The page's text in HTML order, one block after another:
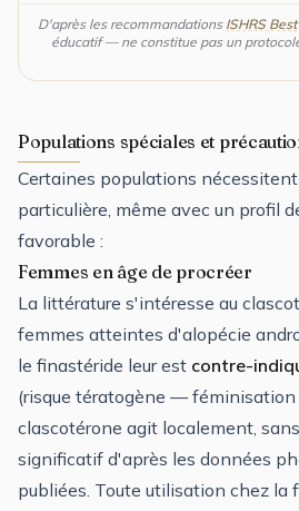
D'après les recommandations ISHRS Best
éducatif — ne constitue pas un
Populations spéciales et
Certaines populations
particulière, même avec un profil
favorable :
Femmes en âge de procréer
La littérature s'intéresse au
femmes atteintes d'alopécie
le finastéride leur est contre-
(risque tératogène —
clascotérone agit localement,
significatif d'après les données
publiées. Toute utilisation chez la